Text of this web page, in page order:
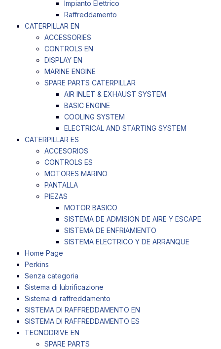
Impianto Elettrico
Raffreddamento
CATERPILLAR EN
ACCESSORIES
CONTROLS EN
DISPLAY EN
MARINE ENGINE
SPARE PARTS CATERPILLAR
AIR INLET & EXHAUST SYSTEM
BASIC ENGINE
COOLING SYSTEM
ELECTRICAL AND STARTING SYSTEM
CATERPILLAR ES
ACCESORIOS
CONTROLS ES
MOTORES MARINO
PANTALLA
PIEZAS
MOTOR BASICO
SISTEMA DE ADMISION DE AIRE Y ESCAPE
SISTEMA DE ENFRIAMIENTO
SISTEMA ELECTRICO Y DE ARRANQUE
Home Page
Perkins
Senza categoria
Sistema di lubrificazione
Sistema di raffreddamento
SISTEMA DI RAFFREDDAMENTO EN
SISTEMA DI RAFFREDDAMENTO ES
TECNODRIVE EN
SPARE PARTS